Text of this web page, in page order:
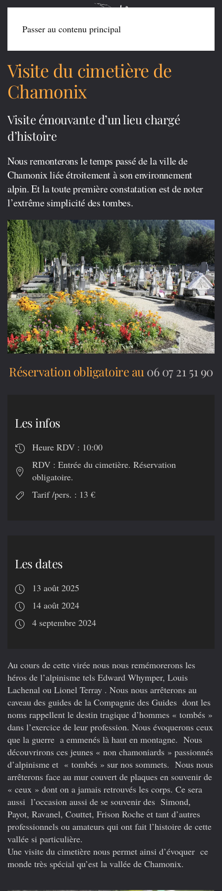
Passer au contenu principal
Visite du cimetière de
Chamonix
Visite émouvante d’un lieu chargé
d’histoire
Nous remonterons le temps passé de la ville de
Chamonix liée étroitement à son environnement
alpin. Et la toute première constatation est de noter
l’extrême simplicité des tombes.
Réservation obligatoire au 06 07 21 51 90
Les infos
Heure RDV : 10:00
RDV : Entrée du cimetière. Réservation
obligatoire.
Tarif /pers. : 13 €
Les dates
13 août 2025
14 août 2024
4 septembre 2024
Au cours de cette virée nous nous remémorerons les
héros de l’alpinisme tels Edward Whymper, Louis
Lachenal ou Lionel Terray . Nous nous arrêterons au
caveau des guides de la Compagnie des Guides dont les
noms rappellent le destin tragique d’hommes « tombés »
dans l’exercice de leur profession. Nous évoquerons ceux
que la guerre a emmenés là haut en montagne. Nous
découvrirons ces jeunes « non chamoniards » passionnés
d’alpinisme et « tombés » sur nos sommets. Nous nous
arrêterons face au mur couvert de plaques en souvenir de
« ceux » dont on a jamais retrouvés les corps. Ce sera
aussi l’occasion aussi de se souvenir des Simond,
Payot, Ravanel, Couttet, Frison Roche et tant d’autres
professionnels ou amateurs qui ont fait l’histoire de cette
vallée si particulière.
Une visite du cimetière nous permet ainsi d’évoquer ce
monde très spécial qu’est la vallée de Chamonix.